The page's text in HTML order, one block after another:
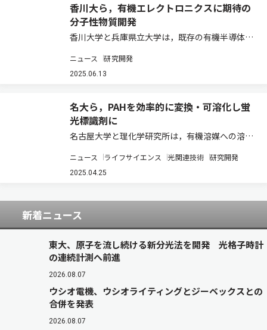
香川大ら，有機エレクトロニクスに期待の
分子性物質開発
香川大学と兵庫県立大学は，既存の有機半導体に
有機半導体を開発し，酸化還元に対する優れた安
定性を見出した（ニュースリリース）。 フェロセ
ニュース 研究開発
2025.06.13
名大ら，PAHを効率的に変換・可溶化し蛍
光標識剤に
名古屋大学と理化学研究所は，有機溶媒への溶解
化水素（PAH）を効率的に可溶化・変換させる新
手法として「高溶解性スルホニウム化」の開発に
ニュース ライフサイエンス 光関連技術 研究開発
2025.04.25
新着ニュース
東大、原子を流し続ける新分光法を開発 光格子時計
の連続計測へ前進
2026.08.07
ウシオ電機、ウシオライティングとジーベックスとの
合併を発表
2026.08.07